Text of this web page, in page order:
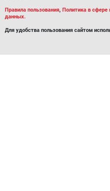
Правила пользования, Политика в сфере
данных.
Для удобства пользования сайтом